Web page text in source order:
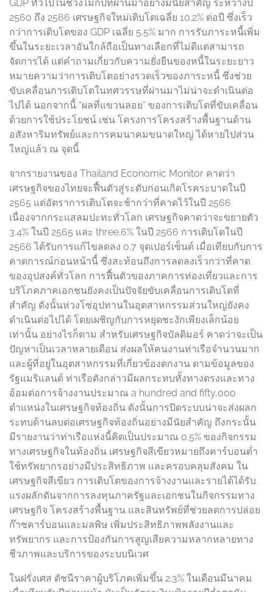
GDP ทั่วไปในช่วงไม่กี่ปีที่ผ่านมาอย่างมีนัยสำคัญ ระหว่างปี
2560 ถึง 2566 เศรษฐกิจใหม่เติบโตเฉลี่ย 10.2% ต่อปี ซึ่งเร็ว
กว่าการเติบโตของ GDP เฉลี่ย 5.5% มาก การรับภาระหนี้เพิ่ม
ขึ้นในระยะเวลาอันใกล้ถือเป็นทางเลือกที่ไม่ดีแต่สามารถ
จัดการได้ แต่คำถามเกี่ยวกับความยั่งยืนของหนี้ในระยะยาว
หมายความว่าการเติบโตอย่างรวดเร็วของภาระหนี้ ซึ่งช่วย
ขับเคลื่อนการเติบโตในทศวรรษที่ผ่านมาไม่น่าจะดำเนินต่อ
ไปได้ นอกจากนี้ “ผลที่แขวนลอย” ของการเติบโตที่ขับเคลื่อน
ด้วยการใช้ประโยชน์ เช่น โครงการโครงสร้างพื้นฐานด้าน
อสังหาริมทรัพย์และการคมนาคมขนาดใหญ่ ได้หายไปส่วน
ใหญ่แล้ว ณ จุดนี้
จากรายงานของ Thailand Economic Monitor คาดว่า
เศรษฐกิจของไทยจะฟื้นตัวสู่ระดับก่อนเกิดโรคระบาดในปี
2565 แต่อัตราการเติบโตจะช้ากว่าที่คาดไว้ในปี 2566
เนื่องจากกระแสลมปะทะทั่วโลก เศรษฐกิจคาดว่าจะขยายตัว
3.4% ในปี 2565 และ three.6% ในปี 2566 การเติบโตในปี
2566 ได้รับการแก้ไขลดลง 0.7 จุดเปอร์เซ็นต์ เมื่อเทียบกับการ
คาดการณ์ก่อนหน้านี้ ซึ่งสะท้อนถึงการลดลงเร็วกว่าที่คาด
ของอุปสงค์ทั่วโลก การฟื้นตัวของภาคการท่องเที่ยวและการ
บริโภคภาคเอกชนยังคงเป็นปัจจัยขับเคลื่อนการเติบโตที่
สำคัญ ดังนั้นห่วงโซ่อุปทานในอุตสาหกรรมส่วนใหญ่ยังคง
ดำเนินต่อไปได้ โดยเผชิญกับการหยุดชะงักเพียงเล็กน้อย
เท่านั้น อย่างไรก็ตาม สำหรับเศรษฐกิจบัลติมอร์ คาดว่าจะเป็น
ปัญหาเป็นเวลาหลายเดือน ส่งผลให้คนงานท่าเรือจำนวนมาก
และผู้ที่อยู่ในอุตสาหกรรมที่เกี่ยวข้องตกงาน ตามข้อมูลของ
รัฐแมริแลนด์ ท่าเรือดังกล่าวมีผลกระทบทั้งทางตรงและทาง
อ้อมต่อการจ้างงานประมาณ a hundred and fifty,000
ตำแหน่งในเศรษฐกิจท้องถิ่น ดังนั้นการปิดระบบน่าจะส่งผลก
ระทบด้านลบต่อเศรษฐกิจท้องถิ่นอย่างมีนัยสำคัญ ถึงกระนั้น
มีรายงานว่าท่าเรือแห่งนี้คิดเป็นประมาณ 0.5% ของกิจกรรม
ทางเศรษฐกิจในท้องถิ่น เศรษฐกิจสีเขียวหมายถึงคาร์บอนต่ำ
ใช้ทรัพยากรอย่างมีประสิทธิภาพ และครอบคลุมสังคม ใน
เศรษฐกิจสีเขียว การเติบโตของการจ้างงานและรายได้ได้รับ
แรงผลักดันจากการลงทุนภาครัฐและเอกชนในกิจกรรมทาง
เศรษฐกิจ โครงสร้างพื้นฐาน และสินทรัพย์ที่ช่วยลดการปล่อย
ก๊าซคาร์บอนและมลพิษ เพิ่มประสิทธิภาพพลังงานและ
ทรัพยากร และการป้องกันการสูญเสียความหลากหลายทาง
ชีวภาพและบริการของระบบนิเวศ
ในฝรั่งเศส ดัชนีราคาผู้บริโภคเพิ่มขึ้น 2.3% ในเดือนมีนาคม